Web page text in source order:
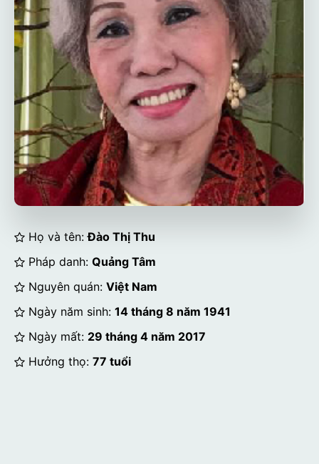
Họ và tên: Đào Thị Thu
Pháp danh: Quảng Tâm
Nguyên quán: Việt Nam
Ngày năm sinh: 14 tháng 8 năm 1941
Ngày mất: 29 tháng 4 năm 2017
Hưởng thọ: 77 tuổi